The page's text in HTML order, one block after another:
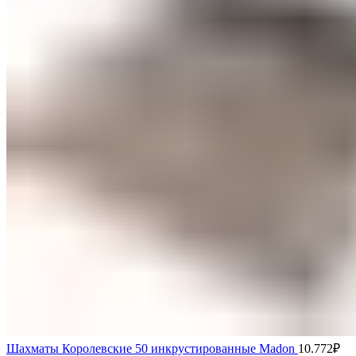
Шахматы Королевские 50 инкрустированные Madon 10.772₽